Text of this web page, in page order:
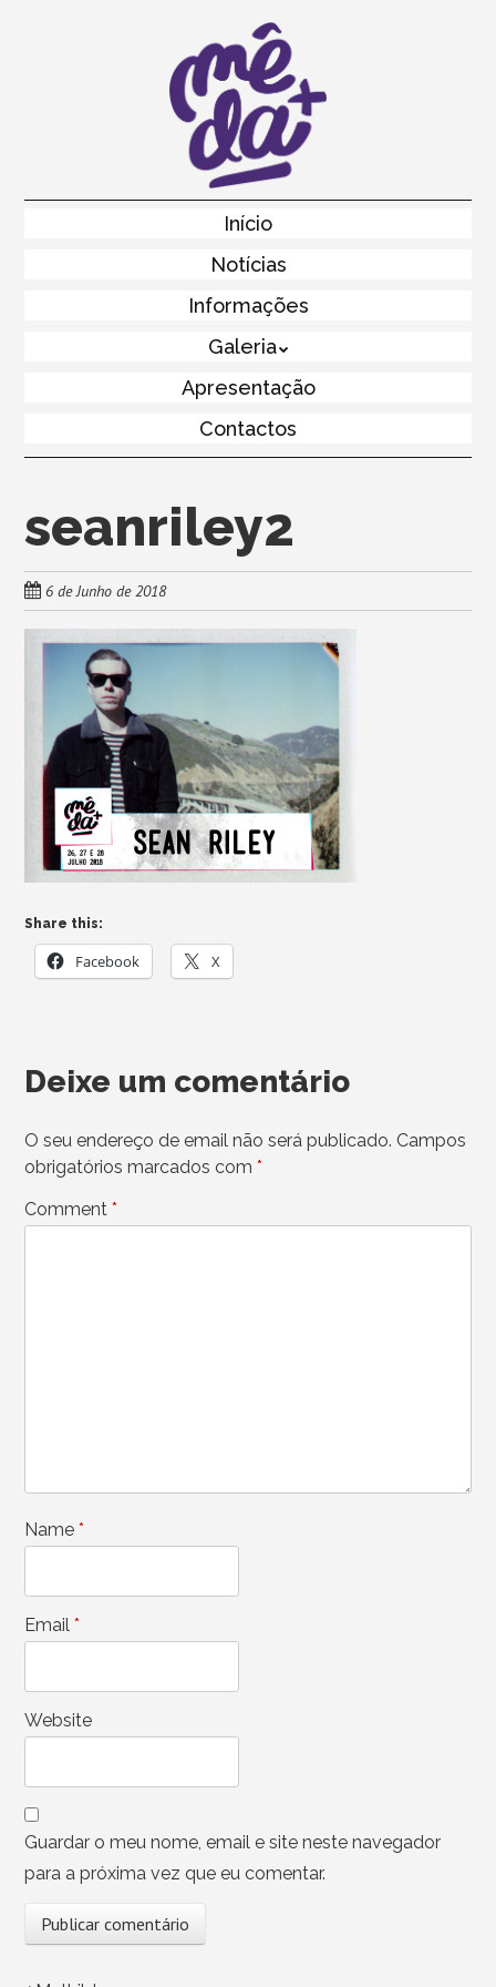
Menu
Início
Notícias
Informações
Galeria
Apresentação
Contactos
seanriley2
6 de Junho de 2018
Share this:
Facebook X
Deixe um comentário
O seu endereço de email não será publicado. Campos
obrigatórios marcados com*
Comment*
Name*
Email*
Website
Guardar o meu nome, email e site neste navegador
para a próxima vez que eu comentar.